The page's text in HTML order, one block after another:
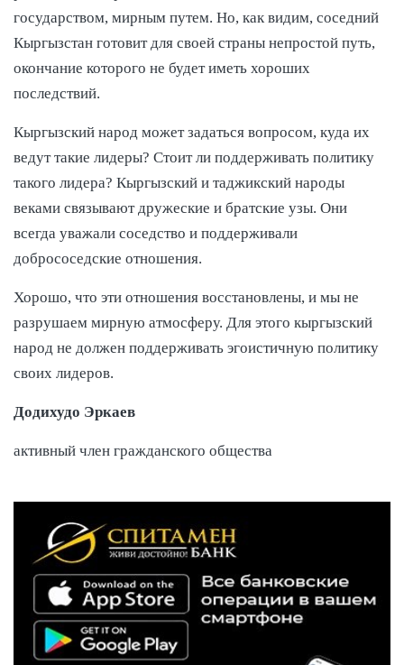
государством, мирным путем. Но, как видим, соседний
Кыргызстан готовит для своей страны непростой путь,
окончание которого не будет иметь хороших
последствий.
Кыргызский народ может задаться вопросом, куда их
ведут такие лидеры? Стоит ли поддерживать политику
такого лидера? Кыргызский и таджикский народы
веками связывают дружеские и братские узы. Они
всегда уважали соседство и поддерживали
добрососедские отношения.
Хорошо, что эти отношения восстановлены, и мы не
разрушаем мирную атмосферу. Для этого кыргызский
народ не должен поддерживать эгоистичную политику
своих лидеров.
Додихудо Эркаев
активный член гражданского общества